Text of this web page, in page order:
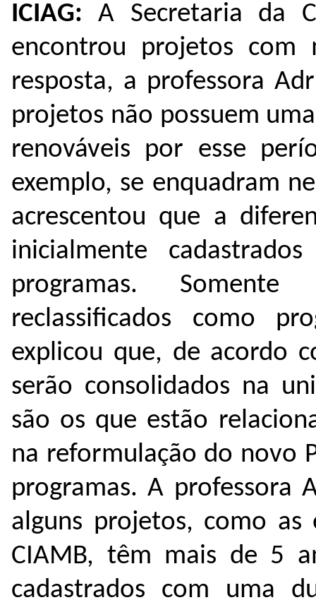
ICIAG:A Secretaria da
encontrou projetos com
resposta, a professora
projetos não possuem
renováveis por esse
exemplo, se enquadram
acrescentou que a
inicialmente
programas.
reclassificados como
explicou que, de acordo
serão consolidados na
são os que estão
na reformulação do novo
programas. A professora
alguns projetos, como as
CIAMB, têm mais de 5
cadastrados com uma